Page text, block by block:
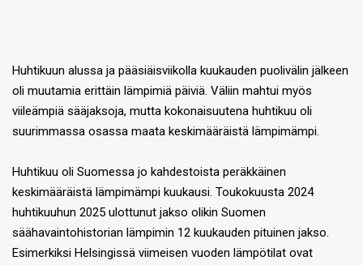
Huhtikuun alussa ja pääsiäisviikolla kuukauden puolivälin jälkeen
oli muutamia erittäin lämpimiä päiviä. Väliin mahtui myös
viileämpiä sääjaksoja, mutta kokonaisuutena huhtikuu oli
suurimmassa osassa maata keskimääräistä lämpimämpi.
Huhtikuu oli Suomessa jo kahdestoista peräkkäinen
keskimääräistä lämpimämpi kuukausi. Toukokuusta 2024
huhtikuuhun 2025 ulottunut jakso olikin Suomen
säähavaintohistorian lämpimin 12 kuukauden pituinen jakso.
Esimerkiksi Helsingissä viimeisen vuoden lämpötilat ovat